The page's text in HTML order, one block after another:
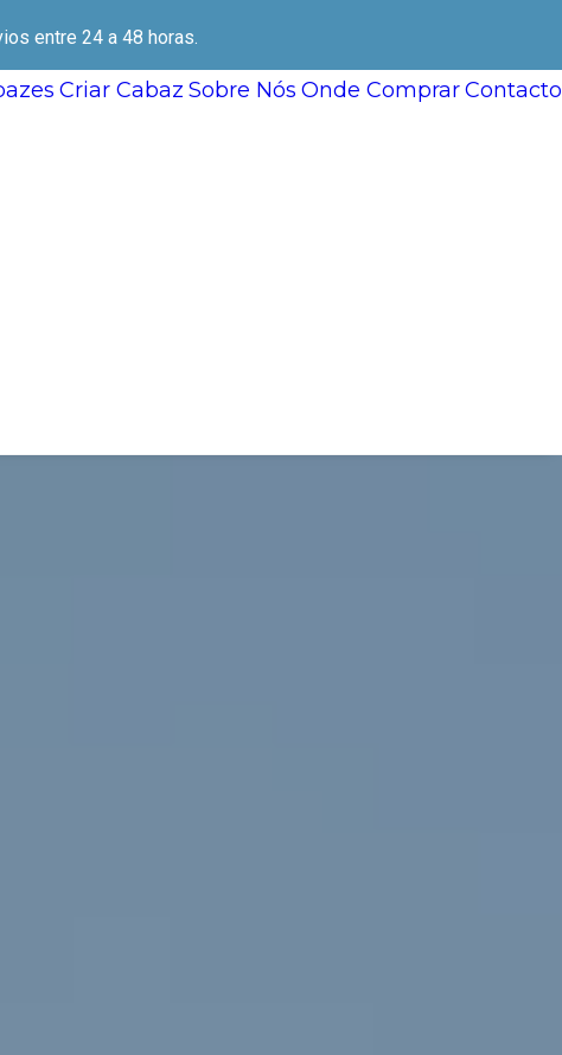
entre 24 a 48 horas.
Criar Cabaz Sobre Nós Onde Comprar